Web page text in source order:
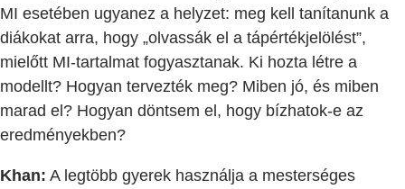
MI esetében ugyanez a helyzet: meg kell tanítanunk a
diákokat arra, hogy „olvassák el a tápértékjelölést”,
mielőtt MI-tartalmat fogyasztanak. Ki hozta létre a
modellt? Hogyan tervezték meg? Miben jó, és miben
marad el? Hogyan döntsem el, hogy bízhatok-e az
eredményekben?
Khan: A legtöbb gyerek használja a mesterséges